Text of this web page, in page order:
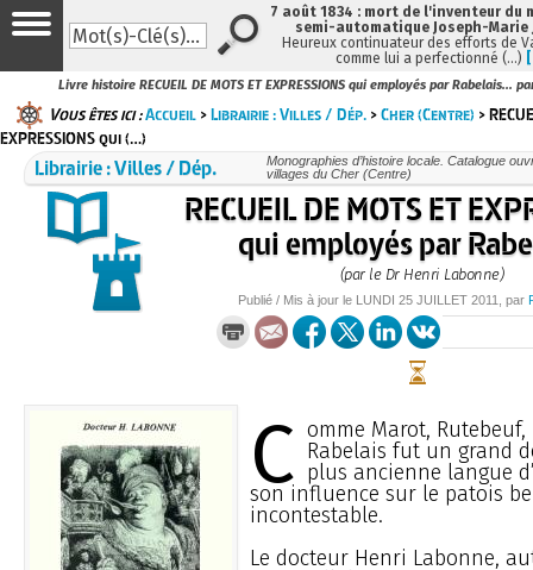
Livre histoire RECUEIL DE MOTS ET EXPRESSIONS qui employés par Rabelais...
Vous êtes ici :Accueil >Librairie : Villes / Dép. >Cher (Centre) >
EXPRESSIONS qui (…)
Librairie : Villes / Dép.
Monographies d’histoire locale. Catalogue
villages du Cher (Centre)
RECUEIL DE MOTS ET
qui employés par
(par le Dr Henri Labonne)
Publié / Mis à jour le LUNDI 25 JUILLET 2011 , par
C omme Marot,
Rabelais fut un grand
plus ancienne langue
son influence sur le patois
incontestable.
Le docteur Henri Labonne,
7 août 1834 : mort de l'inventeur du
semi-automatique Joseph-Marie
Heureux continuateur des efforts de
comme lui a perfectionné (…)